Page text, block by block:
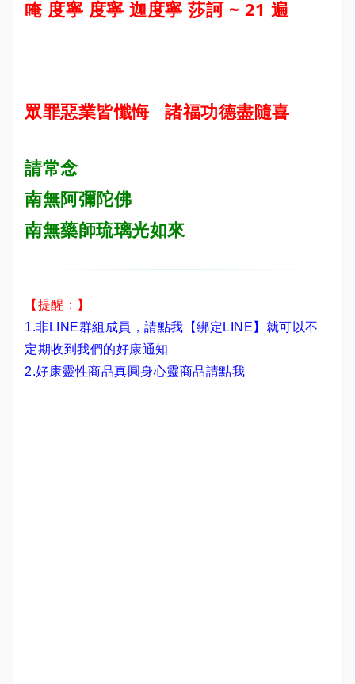
唵 度寧 度寧 迦度寧 莎訶 ~ 21 遍
眾罪惡業皆懺悔 諸福功德盡隨喜
請常念
南無阿彌陀佛
南無藥師琉璃光如來
【提醒：】
1.非LINE群組成員， 請點我【綁定LINE】 就可以不
定期收到我們的好康通知
2.好康靈性商品真圓身心靈商品請點我